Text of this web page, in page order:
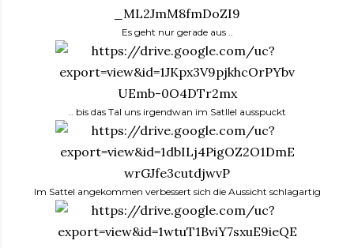
Es geht nur gerade aus ..
.. bis das Tal uns irgendwan im Satllel ausspuckt
Im Sattel angekommen verbessert sich die Aussicht schlagartig